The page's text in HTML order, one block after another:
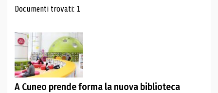
Risultati di ricerca
Documenti trovati: 1
A Cuneo prende forma la nuova biblioteca